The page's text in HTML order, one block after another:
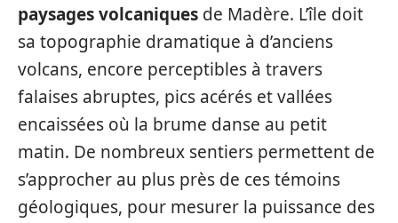
paysages volcaniques de Madère. L’île doit
sa topographie dramatique à d’anciens
volcans, encore perceptibles à travers
falaises abruptes, pics acérés et vallées
encaissées où la brume danse au petit
matin. De nombreux sentiers permettent de
s’approcher au plus près de ces témoins
géologiques, pour mesurer la puissance des